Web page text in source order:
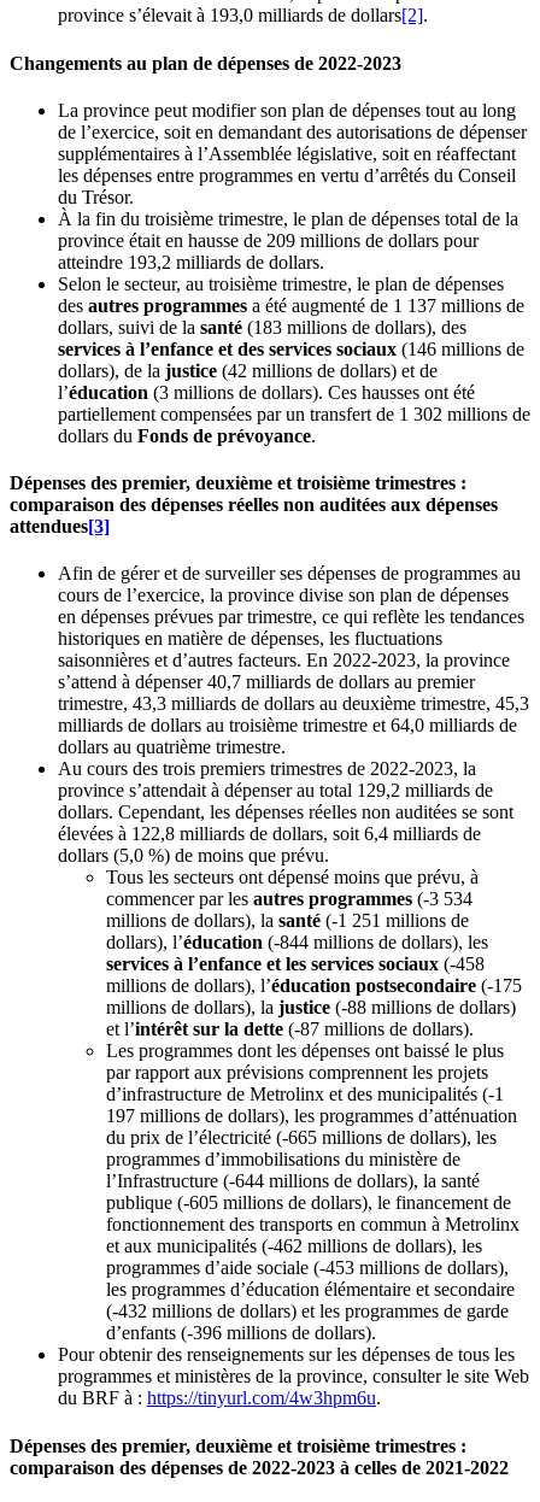
province s’élevait à 193,0 milliards de dollars[2].
Changements au plan de dépenses de 2022-2023
La province peut modifier son plan de dépenses tout au long
de l’exercice, soit en demandant des autorisations de dépenser
supplémentaires à l’Assemblée législative, soit en réaffectant
les dépenses entre programmes en vertu d’arrêtés du Conseil
du Trésor.
À la fin du troisième trimestre, le plan de dépenses total de la
province était en hausse de 209 millions de dollars pour
atteindre 193,2 milliards de dollars.
Selon le secteur, au troisième trimestre, le plan de dépenses
des autres programmes a été augmenté de 1 137 millions de
dollars, suivi de la santé (183 millions de dollars), des
services à l’enfance et des services sociaux (146 millions de
dollars), de la justice (42 millions de dollars) et de
l’éducation (3 millions de dollars). Ces hausses ont été
partiellement compensées par un transfert de 1 302 millions de
dollars du Fonds de prévoyance.
Dépenses des premier, deuxième et troisième trimestres :
comparaison des dépenses réelles non auditées aux dépenses
attendues[3]
Afin de gérer et de surveiller ses dépenses de programmes au
cours de l’exercice, la province divise son plan de dépenses
en dépenses prévues par trimestre, ce qui reflète les tendances
historiques en matière de dépenses, les fluctuations
saisonnières et d’autres facteurs. En 2022-2023, la province
s’attend à dépenser 40,7 milliards de dollars au premier
trimestre, 43,3 milliards de dollars au deuxième trimestre, 45,3
milliards de dollars au troisième trimestre et 64,0 milliards de
dollars au quatrième trimestre.
Au cours des trois premiers trimestres de 2022-2023, la
province s’attendait à dépenser au total 129,2 milliards de
dollars. Cependant, les dépenses réelles non auditées se sont
élevées à 122,8 milliards de dollars, soit 6,4 milliards de
dollars (5,0 %) de moins que prévu.
Tous les secteurs ont dépensé moins que prévu, à
commencer par les autres programmes (‑3 534
millions de dollars), la santé (-1 251 millions de
dollars), l’éducation (-844 millions de dollars), les
services à l’enfance et les services sociaux (-458
millions de dollars), l’éducation postsecondaire (-175
millions de dollars), la justice (-88 millions de dollars)
et l’intérêt sur la dette (‑87 millions de dollars).
Les programmes dont les dépenses ont baissé le plus
par rapport aux prévisions comprennent les projets
d’infrastructure de Metrolinx et des municipalités (-1
197 millions de dollars), les programmes d’atténuation
du prix de l’électricité (-665 millions de dollars), les
programmes d’immobilisations du ministère de
l’Infrastructure (‑644 millions de dollars), la santé
publique (‑605 millions de dollars), le financement de
fonctionnement des transports en commun à Metrolinx
et aux municipalités (-462 millions de dollars), les
programmes d’aide sociale (‑453 millions de dollars),
les programmes d’éducation élémentaire et secondaire
(-432 millions de dollars) et les programmes de garde
d’enfants (-396 millions de dollars).
Pour obtenir des renseignements sur les dépenses de tous les
programmes et ministères de la province, consulter le site Web
du BRF à : https://tinyurl.com/4w3hpm6u.
Dépenses des premier, deuxième et troisième trimestres :
comparaison des dépenses de 2022-2023 à celles de 2021-2022